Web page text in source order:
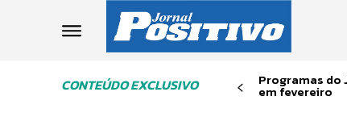
CONTEÚDO EXCLUSIVO Programas
em fevereiro